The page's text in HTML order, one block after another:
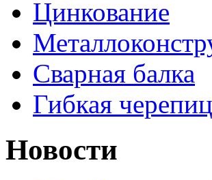
Цинкование
Сварная балка
Гибкая
Новости